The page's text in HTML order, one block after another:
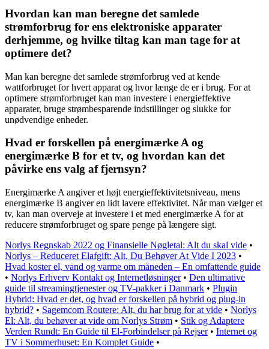
Hvordan kan man beregne det samlede
strømforbrug for ens elektroniske apparater
derhjemme, og hvilke tiltag kan man tage for at
optimere det?
Man kan beregne det samlede strømforbrug ved at kende
wattforbruget for hvert apparat og hvor længe de er i brug. For at
optimere strømforbruget kan man investere i energieffektive
apparater, bruge strømbesparende indstillinger og slukke for
unødvendige enheder.
Hvad er forskellen på energimærke A og
energimærke B for et tv, og hvordan kan det
påvirke ens valg af fjernsyn?
Energimærke A angiver et højt energieffektivitetsniveau, mens
energimærke B angiver en lidt lavere effektivitet. Når man vælger et
tv, kan man overveje at investere i et med energimærke A for at
reducere strømforbruget og spare penge på længere sigt.
Norlys Regnskab 2022 og Finansielle Nøgletal: Alt du skal vide •
Norlys – Reduceret Elafgift: Alt, Du Behøver At Vide I 2023 •
Hvad koster el, vand og varme om måneden – En omfattende guide
• Norlys Erhverv Kontakt og Internetløsninger• Den ultimative
guide til streamingtjenester og TV-pakker i Danmark • Plugin
Hybrid: Hvad er det, og hvad er forskellen på hybrid og plug-in
hybrid? • Sagemcom Routere: Alt, du har brug for at vide • Norlys
El: Alt, du behøver at vide om Norlys Strøm • Stik og Adaptere
Verden Rundt: En Guide til El-Forbindelser på Rejser• Internet og
TV i Sommerhuset: En Komplet Guide •